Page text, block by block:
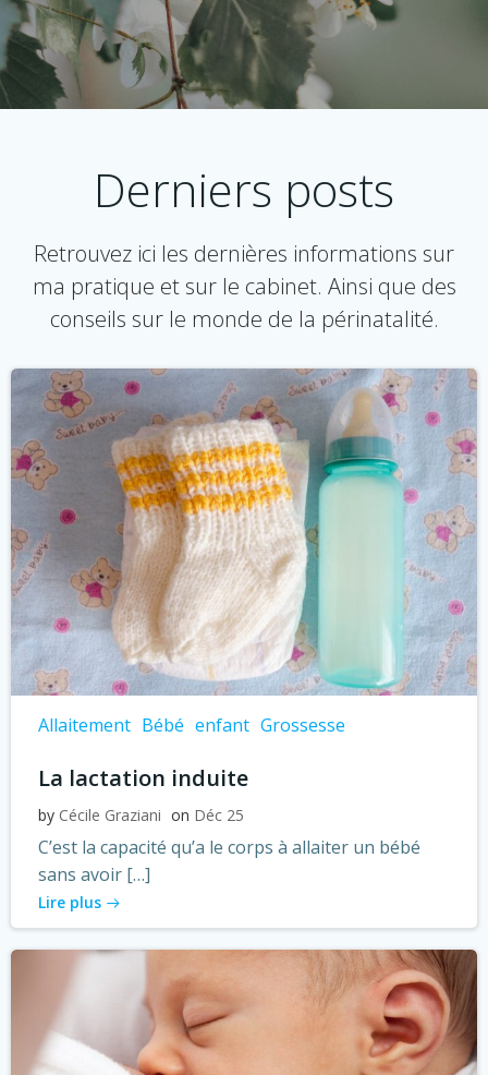
Derniers posts
Retrouvez ici les dernières informations sur
ma pratique et sur le cabinet. Ainsi que des
conseils sur le monde de la périnatalité.
Allaitement Bébé enfant Grossesse
La lactation induite
by Cécile Graziani on Déc 25
C’est la capacité qu’a le corps à allaiter un bébé
sans avoir […]
Lire plus